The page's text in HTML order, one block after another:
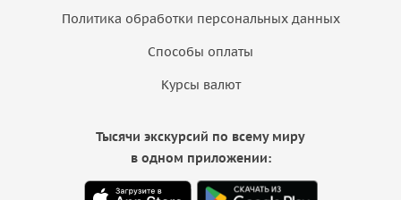
Политика обработки персональных данных
Способы оплаты
Курсы валют
Тысячи экскурсий по всему миру
в одном приложении: